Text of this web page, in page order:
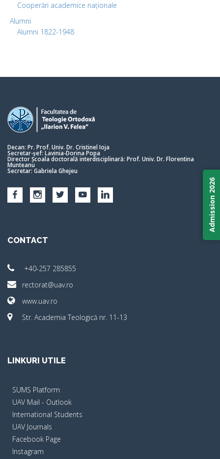
Cooperări academice naționale
Alumni
Alumni 1822-1948
Decan: Pr. Prof. Univ. Dr. Cristinel Ioja
Secretar-șef: Lavinia-Dorina Popa
Director Școala doctorală interdisciplinară: Prof. Univ. Dr. Florentina
Munteanu
Secretar: Gabriela Ghejeu
CONTACT
+40-257 285855
rectorat@uav.ro
www.uav.ro
Str. Academia Teologică nr. 11-13
LINKURI UTILE
SUMS Platform
UAV Mail - Outlook
International Students
UAV Journals
Facebook Page
Instagram
Admission 2026